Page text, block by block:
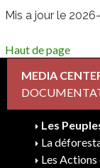
Mis a jour le
Haut de page
MEDIA
Les
La
Les